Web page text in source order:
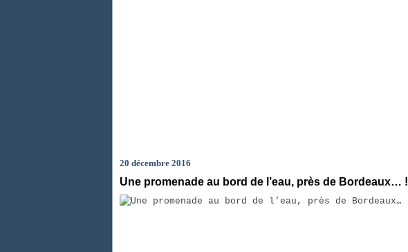
20 décembre 2016
Une promenade au bord de l’eau, près de Bordeaux… !